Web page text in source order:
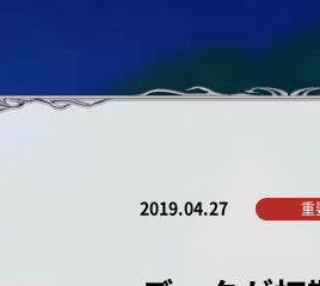
2019.04.27 重